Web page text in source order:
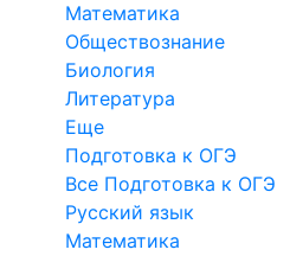
Математика
Обществознание
Биология
Литература
Еще
Подготовка к ОГЭ
Все Подготовка к ОГЭ
Русский язык
Математика